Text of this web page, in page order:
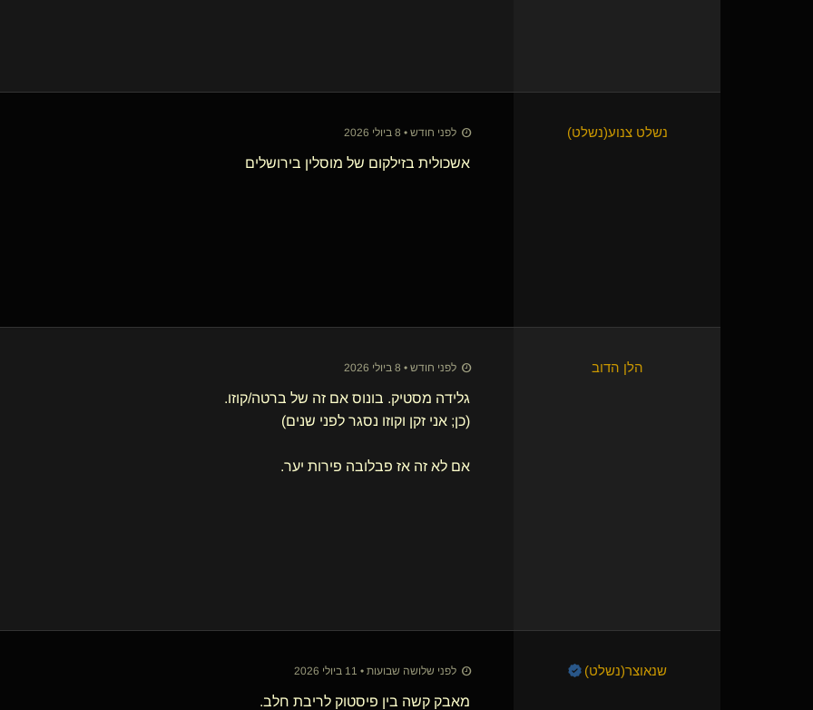
נשלט צנוע​(נשלט) לפני חודש • 8 ביולי 2026
אשכולית בזילקום של מוסלין בירושלים
הלן הדוב לפני חודש • 8 ביולי 2026
גלידה מסטיק. בונוס אם זה של ברטה/קוזו.
(כן; אני זקן וקוזו נסגר לפני שנים)
אם לא זה אז פבלובה פירות יער.
שנאוצר​(נשלט) לפני שלושה שבועות • 11 ביולי 2026
מאבק קשה בין פיסטוק לריבת חלב.